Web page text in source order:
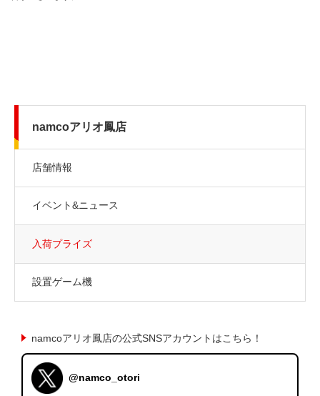
namcoアリオ鳳店
店舗情報
イベント&ニュース
入荷プライズ
設置ゲーム機
namcoアリオ鳳店の公式SNSアカウントはこちら！
@namco_otori